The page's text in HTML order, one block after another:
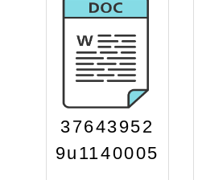
37643952
9u1140005